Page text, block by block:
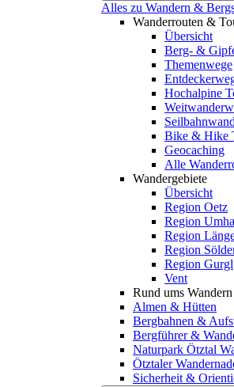
Alles zu Wandern &
Wanderrouten &
Übersicht
Berg- &
Themenwege
Hochalpine
Bike & Hike
Geocaching
Alle
Wandergebiete
Übersicht
Region Oetz
Region
Region
Region
Region Gurgl
Vent
Rund ums
Almen & Hütten
Bergbahnen &
Bergführer &
Naturpark Ötztal
Ötztaler
Sicherheit &